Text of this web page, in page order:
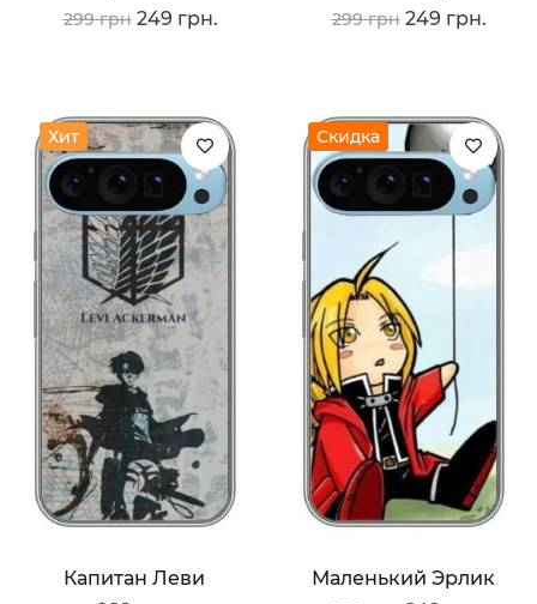
299 грн 249 грн. 299 грн 249 грн.
Хит
Капитан Леви
Скидка
Маленький Эрлик